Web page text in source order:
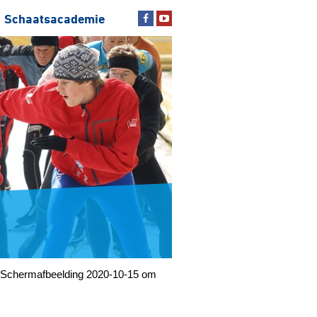
Schaatsacademie
Schermafbeelding 2020-10-15 om